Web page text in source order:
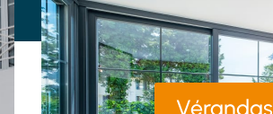
Vérandas